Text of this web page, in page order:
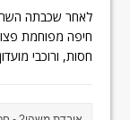
לאחר שכבתה
חיפה מפוחמת
חסות, ורוכבי